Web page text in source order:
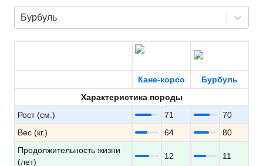
Бурбуль
Кане-корсо
Бурбуль
Характеристика породы
Рост (см.)
71
70
Вес (кг.)
64
80
Продолжительность жизни
(лет)
12 11